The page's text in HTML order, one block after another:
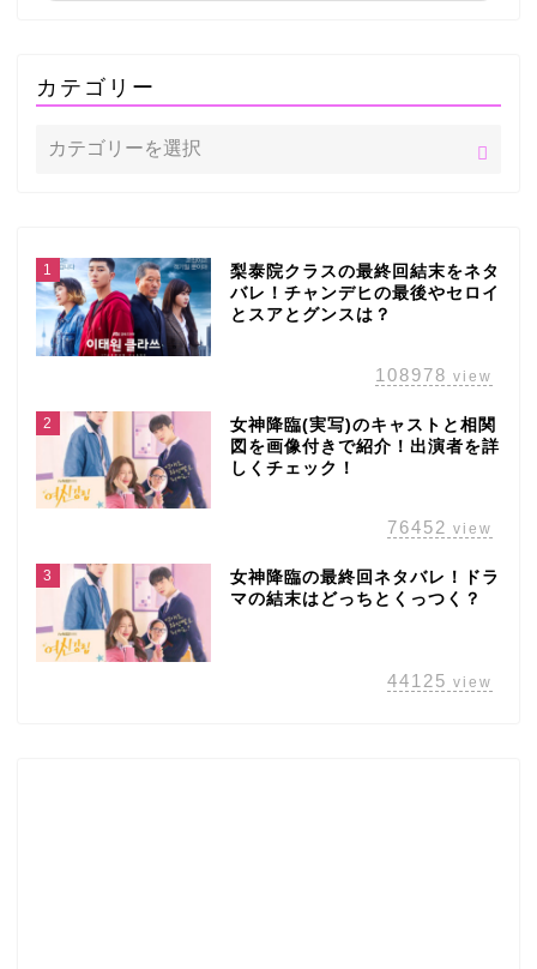
カテゴリー
1
梨泰院クラスの最終回結末をネタ
バレ！チャンデヒの最後やセロイ
とスアとグンスは？
108978 view
2
女神降臨(実写)のキャストと相関
図を画像付きで紹介！出演者を詳
しくチェック！
76452 view
3
女神降臨の最終回ネタバレ！ドラ
マの結末はどっちとくっつく？
44125 view